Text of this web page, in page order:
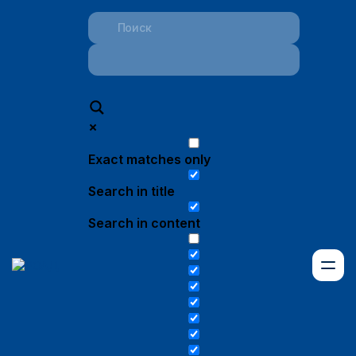
Exact matches only
Search in title
Search in content